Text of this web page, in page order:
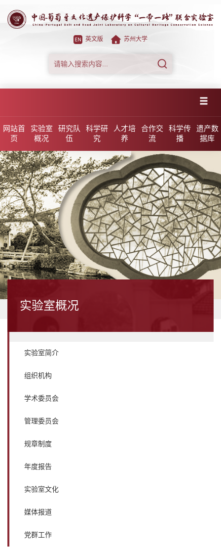
英文版 苏州大学
网站首
页
实验室
概况
研究队
伍
科学研
究
人才培
养
合作交
流
科学传
播
遗产数
据库
实验室概况
实验室简介
组织机构
学术委员会
管理委员会
规章制度
年度报告
实验室文化
媒体报道
党群工作